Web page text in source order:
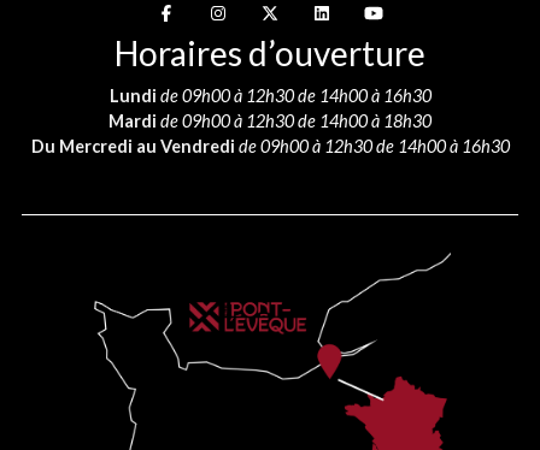
Suivez-nous sur
Suivez-nous sur
Suivez-nous sur
Suivez-nous sur
Suivez-nous sur
Horaires d’ouverture
Lundi de 09h00 à 12h30 de 14h00 à 16h30
Mardi de 09h00 à 12h30 de 14h00 à 18h30
Du Mercredi au Vendredi de 09h00 à 12h30 de 14h00 à 16h30